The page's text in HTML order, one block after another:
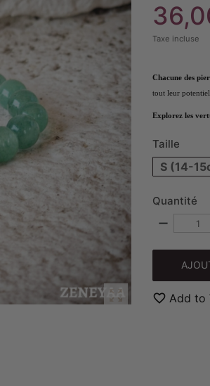

Taxe incluse
Chacune des
tout leur
Explorez les
Taille
S (14-
Quantité
remove
favorite_border Add to